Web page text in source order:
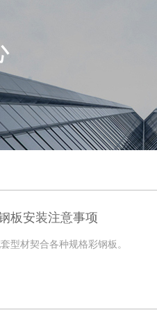
板安装注意事项
型材契合各种规格彩钢板。